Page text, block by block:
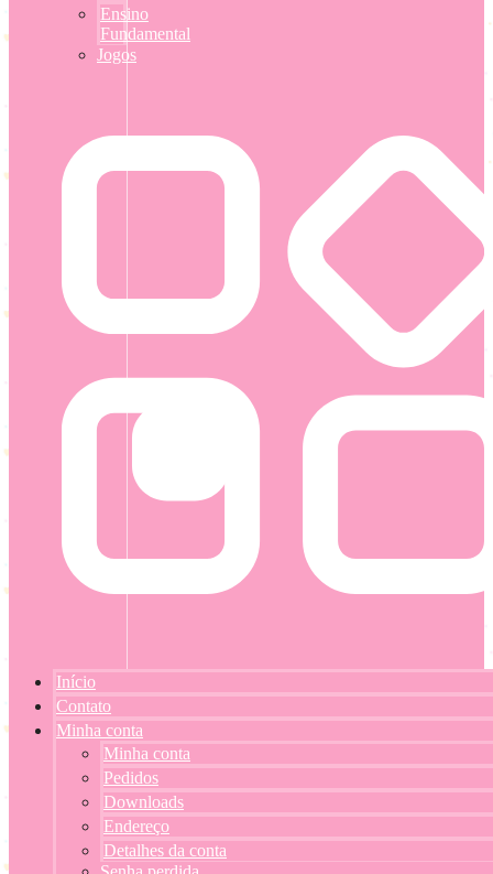
Ensino
Fundamental
Jogos
Início
Contato
Minha conta
Minha conta
Pedidos
Downloads
Endereço
Detalhes da conta